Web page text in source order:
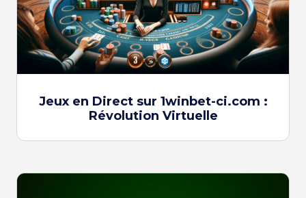
Jeux en Direct sur 1winbet-ci.com :
Révolution Virtuelle